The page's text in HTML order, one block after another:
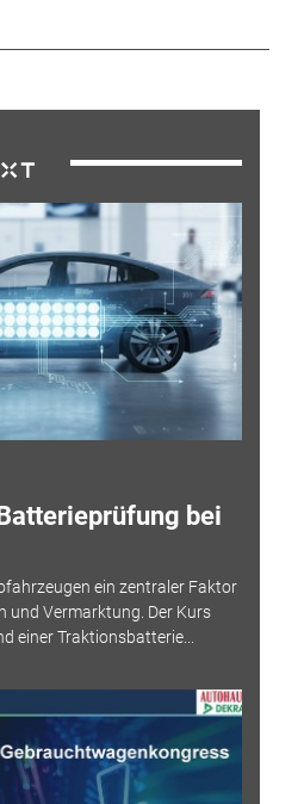
bei
ein zentraler Faktor
und Vermarktung. Der Kurs
einer Traktionsbatterie...